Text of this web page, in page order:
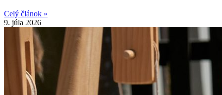
Celý článok »
9. júla 2026